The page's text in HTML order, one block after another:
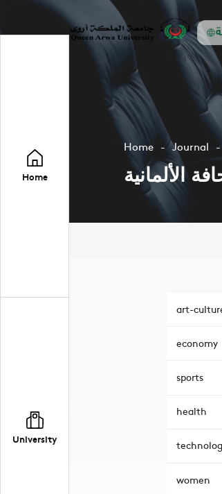
Home
University
Home Journal
الألمانية
art-
economy
sports
health
women